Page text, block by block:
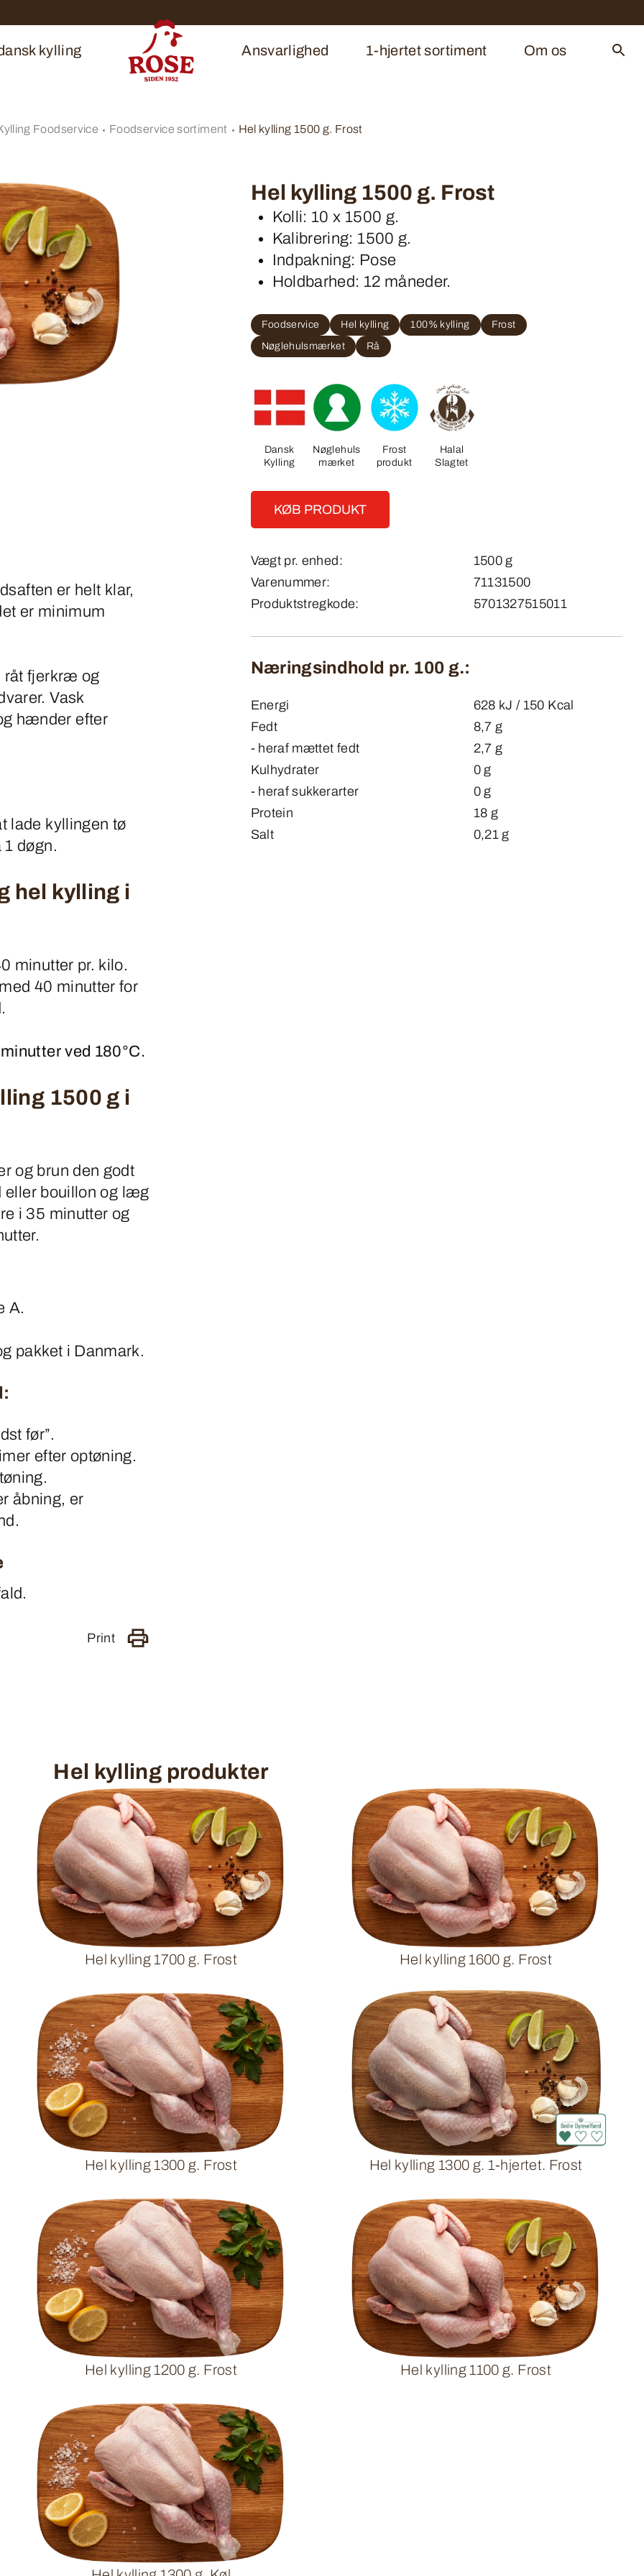
kylling Ansvarlighed 1-hjertet sortiment Om os
Foodservice Foodservice sortiment Hel kylling 1500 g. Frost
Hel kylling 1500 g. Frost
Kolli: 10 x 1500 g.
Kalibrering: 1500 g.
Indpakning: Pose
Holdbarhed: 12 måneder.
Foodservice Hel kylling 100% kylling
Frost
Nøglehulsmærket
Rå
Dansk
Kylling
Nøglehuls
mærket
Frost
produkt
Halal
Slagtet
KØB PRODUKT
Vægt pr. enhed:
1500 g
Varenummer:
71131500
Produktstregkode:
5701327515011
Næringsindhold pr. 100 g.:
Energi
628 kJ / 150 Kcal
Fedt
8,7 g
- heraf mættet fedt
2,7 g
Kulhydrater
0 g
- heraf sukkerarter
0 g
Protein
18 g
Salt
0,21 g
er helt klar,
er minimum
råt fjerkræ og
Vask
hænder efter
lade kyllingen tø
døgn.
hel kylling i
minutter pr. kilo.
40 minutter for
ved 180°C.
1500 g i
og brun den godt
eller bouillon og læg
i 35 minutter og
A.
pakket i Danmark.
før”.
efter optøning.
åbning, er
Print
Hel kylling produkter
Hel kylling 1700 g. Frost Hel kylling 1600 g. Frost
Hel kylling 1300 g. Frost Hel kylling 1300 g. 1-hjertet. Frost
Hel kylling 1200 g. Frost Hel kylling 1100 g. Frost